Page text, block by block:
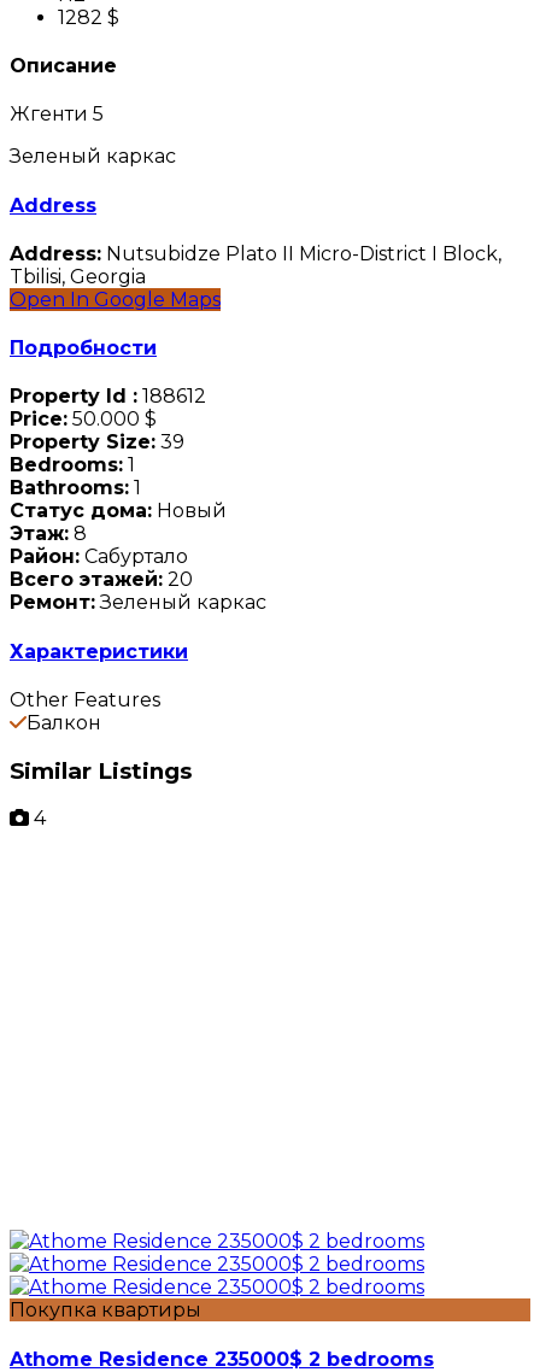
1282 $
Описание
Жгенти 5
Зеленый каркас
Address
Address: Nutsubidze Plato II Micro-District I Block,
Tbilisi, Georgia
Open In Google Maps
Подробности
Property Id : 188612
Price: 50.000 $
Property Size: 39
Bedrooms: 1
Bathrooms: 1
Статус дома: Новый
Этаж: 8
Район: Сабуртало
Всего этажей: 20
Ремонт:Зеленый каркас
Характеристики
Other Features
Балкон
Similar Listings
4
Покупка квартиры
Athome Residence 235000$ 2 bedrooms